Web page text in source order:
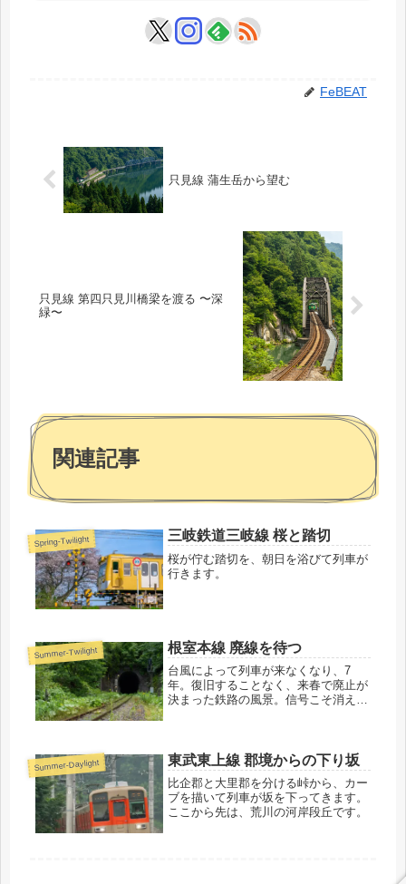
FeBEAT
只見線 蒲生岳から望む
只見線 第四只見川橋梁を渡る 〜深
緑〜
関連記事
Spring-Twilight 三岐鉄道三岐線 桜と踏切
桜が佇む踏切を、朝日を浴びて列車が
行きます。
Summer-Twilight 根室本線 廃線を待つ
台風によって列車が来なくなり、7
年。復旧することなく、来春で廃止が
決まった鉄路の風景。信号こそ消えて
Summer-Daylight 東武東上線 郡境からの下り坂
比企郡と大里郡を分ける峠から、カー
ブを描いて列車が坂を下ってきます。
ここから先は、荒川の河岸段丘です。